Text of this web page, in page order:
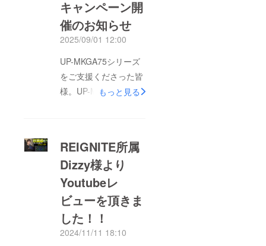
キャンペーン開
催のお知らせ
2025/09/01 12:00
UP-MKGA75シリーズ
をご支援くださった皆
様。UP-MKGA75MTL
リーズの先行予約キャ
ンペーン開催をお知ら
せいたします。先行予
約はこちらから
0.02mmの高精度追従
式可変AP機能で入力
と解除を制御する新た
もっと見る
REIGNITE所属
Dizzy様より
Youtubeレ
ビューを頂きま
した！！
2024/11/11 18:10